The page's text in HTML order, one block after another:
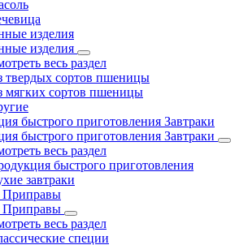
изделия
изделия
весь раздел
твердых сортов пшеницы
мягких сортов пшеницы
быстрого приготовления Завтраки
быстрого приготовления Завтраки
весь раздел
быстрого приготовления
завтраки
весь раздел
специи